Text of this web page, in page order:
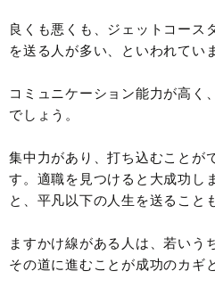
良くも悪くも、ジェットコース
を送る人が多い、といわれてい
コミュニケーション能力が高く
でしょう。
集中力があり、打ち込むことが
す。適職を見つけると大成功し
と、平凡以下の人生を送ること
ますかけ線がある人は、若いう
その道に進むことが成功のカギ